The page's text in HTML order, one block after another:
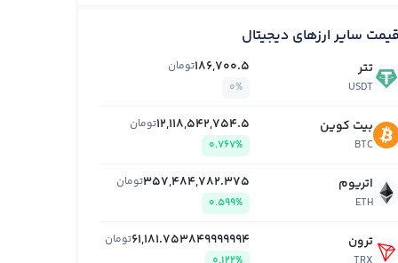
قیمت سایر ارزهای دیجیتال
تتر
USDT
186,700.5تومان
0%
بیت کوین
BTC
12,118,542,754.5تومان
0.767%
اتریوم
ETH
357,484,782.375تومان
0.599%
ترون 61,181.753849999994تومان